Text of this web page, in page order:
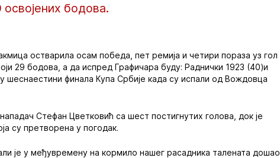
бодова.
остварила осам победа, пет ремија и четири пораза уз гол
29 бодова, а да испред Графичара буду: Раднички 1923 (40)и
шеснаестини финала Купа Србије када су испали од Вождовца
Стефан Цветковић са шест постигнутих голова, док је
су претворена у погодак.
је у међувремену на кормило нашег расадника талената дошао